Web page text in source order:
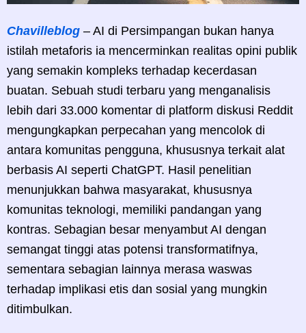
Chavilleblog – AI di Persimpangan bukan hanya
istilah metaforis ia mencerminkan realitas opini publik
yang semakin kompleks terhadap kecerdasan
buatan. Sebuah studi terbaru yang menganalisis
lebih dari 33.000 komentar di platform diskusi Reddit
mengungkapkan perpecahan yang mencolok di
antara komunitas pengguna, khususnya terkait alat
berbasis AI seperti ChatGPT. Hasil penelitian
menunjukkan bahwa masyarakat, khususnya
komunitas teknologi, memiliki pandangan yang
kontras. Sebagian besar menyambut AI dengan
semangat tinggi atas potensi transformatifnya,
sementara sebagian lainnya merasa waswas
terhadap implikasi etis dan sosial yang mungkin
ditimbulkan.